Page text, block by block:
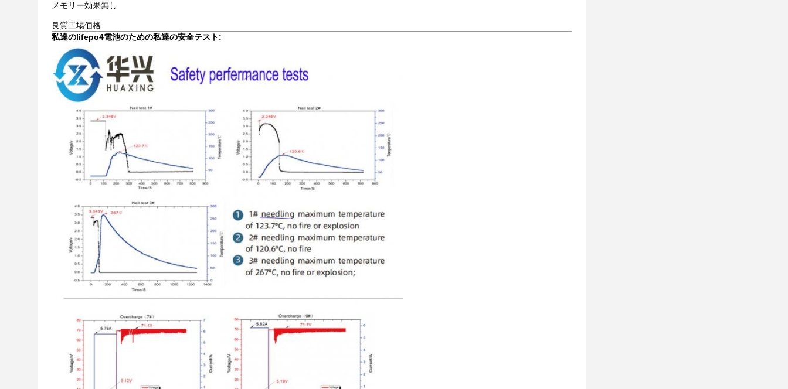
メモリー効果無し
良質工場価格
私達のlifepo4電池のための私達の安全テスト: